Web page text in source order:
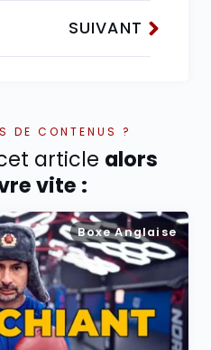
SUIVANT
DE CONTENUS ?
article alors
vite :
Boxe Anglaise